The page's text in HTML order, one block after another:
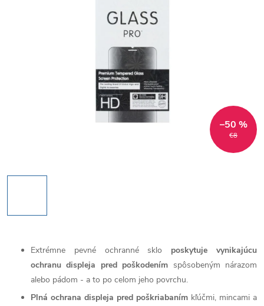
€8
–50 %
Extrémne pevné ochranné sklo poskytuje vynikajúcu
ochranu displeja pred poškodením spôsobeným nárazom
alebo pádom - a to po celom jeho povrchu.
Plná ochrana displeja pred poškriabaním kľúčmi, mincami a